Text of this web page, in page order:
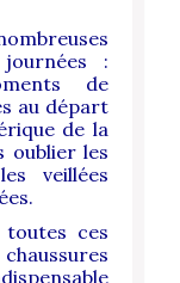
:
de
au départ
de la
oublier les
veillées
ces